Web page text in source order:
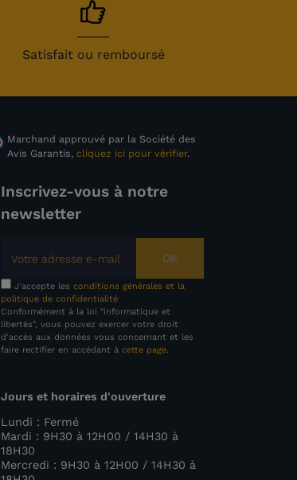
Satisfait ou remboursé
Marchand approuvé par la Société des
Avis Garantis, cliquez ici pour vérifier.
Inscrivez-vous à notre
newsletter
OK
J'accepte les conditions générales et la
politique de confidentialité
Conformément à la loi "informatique et
libertés", vous pouvez exercer votre droit
d'accès aux données vous concernant et les
faire rectifier en accédant à cette page.
Jours et horaires d'ouverture
Lundi : Fermé
Mardi : 9H30 à 12H00 / 14H30 à
18H30
Mercredi : 9H30 à 12H00 / 14H30 à